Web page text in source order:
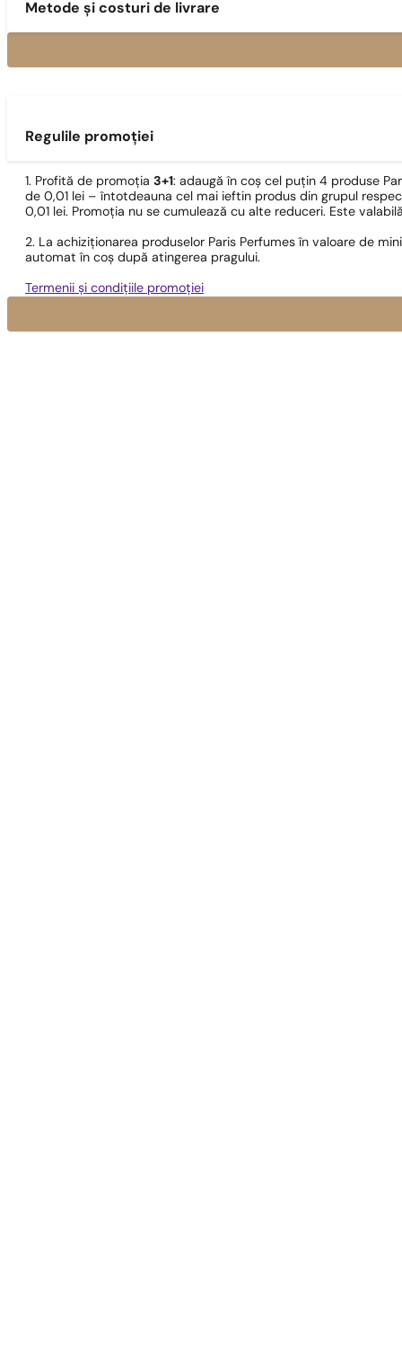
Metode și costuri de livrare
Regulile promoției
1. Profită de promoția 3+1: adaugă în coș cel puțin 4 produse
de 0,01 lei – întotdeauna cel mai ieftin produs din grupul
0,01 lei. Promoția nu se cumulează cu alte reduceri. Este
2. La achiziționarea produselor Paris Perfumes în valoare de
automat în coș după atingerea pragului.
Termenii și condițiile promoției